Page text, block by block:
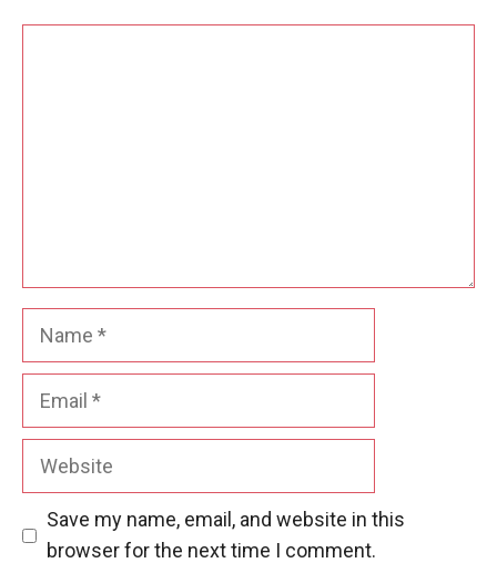
Website
Save my name, email, and website in this
browser for the next time I comment.